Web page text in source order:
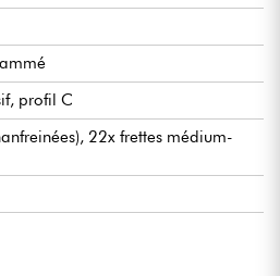
profil C
22x frettes médium-
mm
Vintage P90